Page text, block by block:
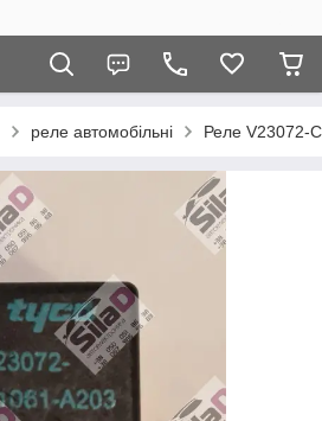
реле автомобільні Реле V23072-